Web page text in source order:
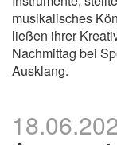
musikalisches
ließen ihrer
Nachmittag bei
Ausklang.